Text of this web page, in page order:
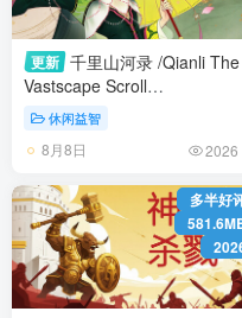
更新 千里山河录 /Qianli The
Vastscape Scroll
休闲益智
8月8日 2026
多半好